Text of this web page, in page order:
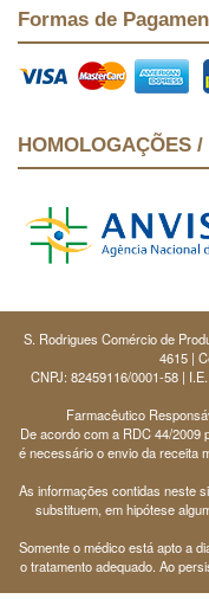
Formas de
HOMOLOGAÇÕES
S. Rodrigues Comércio de
4615 |
CNPJ: 82459116/0001-58 |
Farmacêutico
De acordo com a RDC 44/2009
é necessário o envio da receita
As informações contidas neste
substituem, em hipótese
Somente o médico está apto a
o tratamento adequado. Ao